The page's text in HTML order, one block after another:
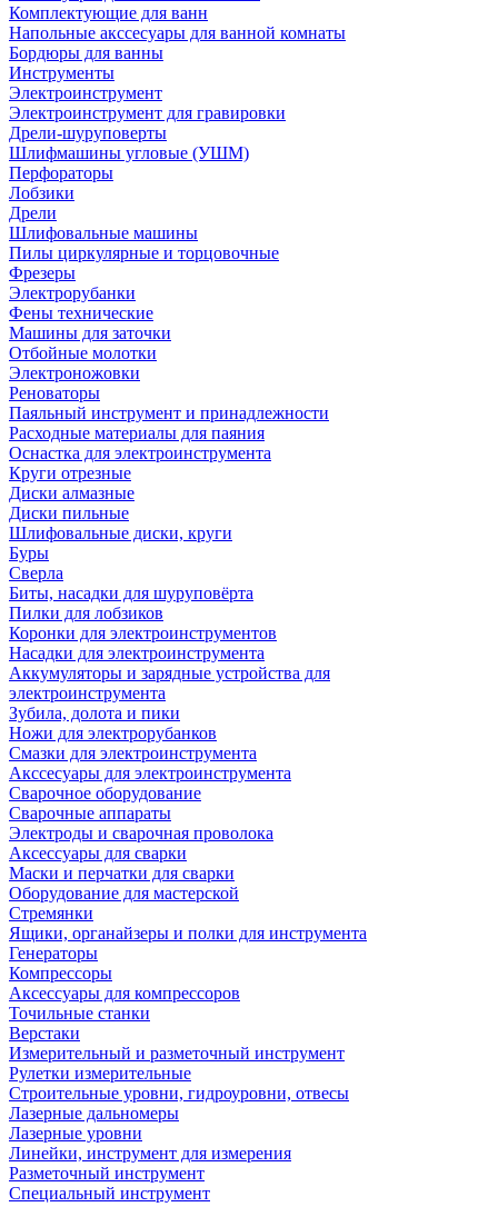
Комплектующие для ванн
Напольные акссесуары для ванной комнаты
Бордюры для ванны
Инструменты
Электроинструмент
Электроинструмент для гравировки
Дрели-шуруповерты
Шлифмашины угловые (УШМ)
Перфораторы
Лобзики
Дрели
Шлифовальные машины
Пилы циркулярные и торцовочные
Фрезеры
Электрорубанки
Фены технические
Машины для заточки
Отбойные молотки
Электроножовки
Реноваторы
Паяльный инструмент и принадлежности
Расходные материалы для паяния
Оснастка для электроинструмента
Круги отрезные
Диски алмазные
Диски пильные
Шлифовальные диски, круги
Буры
Сверла
Биты, насадки для шуруповёрта
Пилки для лобзиков
Коронки для электроинструментов
Насадки для электроинструмента
Аккумуляторы и зарядные устройства для
электроинструмента
Зубила, долота и пики
Ножи для электрорубанков
Смазки для электроинструмента
Акссесуары для электроинструмента
Сварочное оборудование
Сварочные аппараты
Электроды и сварочная проволока
Аксессуары для сварки
Маски и перчатки для сварки
Оборудование для мастерской
Стремянки
Ящики, органайзеры и полки для инструмента
Генераторы
Компрессоры
Аксессуары для компрессоров
Точильные станки
Верстаки
Измерительный и разметочный инструмент
Рулетки измерительные
Строительные уровни, гидроуровни, отвесы
Лазерные дальномеры
Лазерные уровни
Линейки, инструмент для измерения
Разметочный инструмент
Специальный инструмент